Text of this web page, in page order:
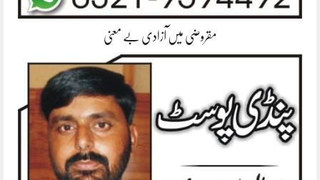
مقروضی میں آزادی بے معنی